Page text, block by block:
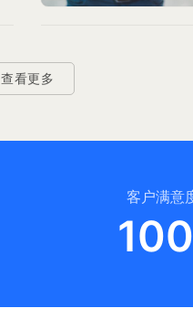
查看更多
客户满意
100